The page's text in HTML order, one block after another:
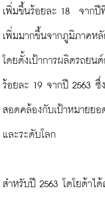
เพิ่มขึ้นร้อยละ 18  จากปี
เพิ่มมากขึ้นจากภูมิภาคหลั
โดยตั้งเป้าการผลิตรถย
ร้อยละ 19 จากปี 2563 ซึ่
สอดคล้องกับเป้าหมายยอ
และระดับโลก
สำหรับปี 2563 โตโยต้าไ